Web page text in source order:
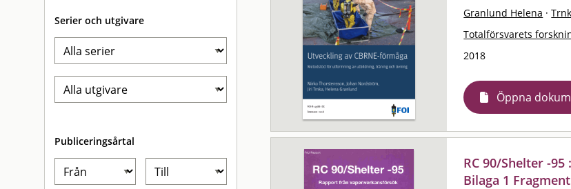
Serier och utgivare
Publiceringsårtal
Granlund Helena ·
Totalförsvarets
2018
Öppna
RC 90/Shelter -
Bilaga 1